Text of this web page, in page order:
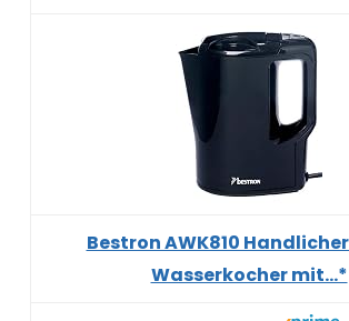
Bestron AWK810
Wasserkocher mit...*